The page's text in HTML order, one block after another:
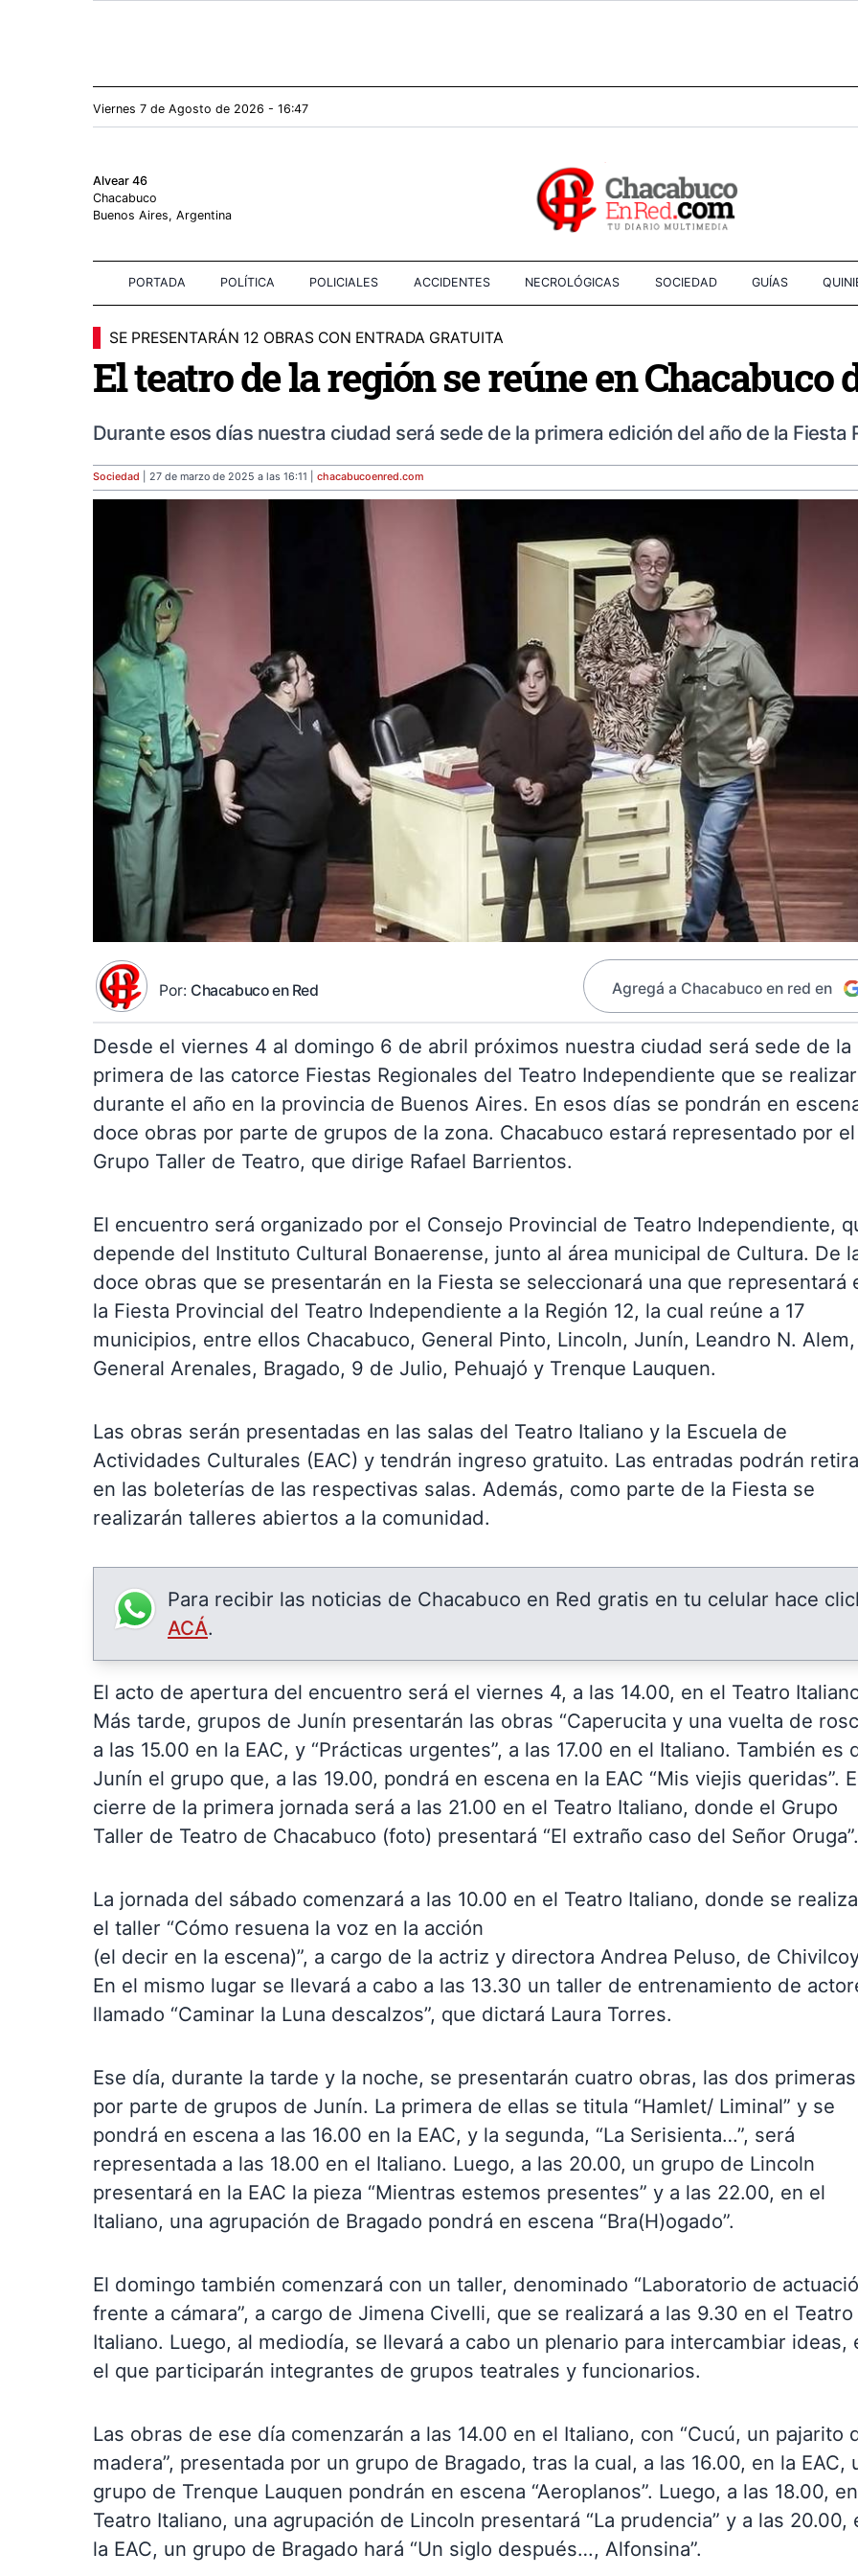
Viernes 7 de Agosto de 2026 - 16:47
Alvear 46
Chacabuco
Buenos Aires, Argentina
PORTADA POLÍTICA POLICIALES ACCIDENTES NECROLÓGICAS SOCIEDAD GUÍAS
SE PRESENTARÁN 12 OBRAS CON ENTRADA GRATUITA
El teatro de la región se reúne en Chacabuco
Durante esos días nuestra ciudad será sede de la primera edición del año de la Fiesta
Sociedad | 27 de marzo de 2025 a las 16:11 | chacabucoenred.com
Por: Chacabuco en Red Agregá a Chacabuco en red en
Desde el viernes 4 al domingo 6 de abril próximos nuestra ciudad será sede de la
primera de las catorce Fiestas Regionales del Teatro Independiente que se
durante el año en la provincia de Buenos Aires. En esos días se pondrán en
doce obras por parte de grupos de la zona. Chacabuco estará representado por el
Grupo Taller de Teatro, que dirige Rafael Barrientos.
El encuentro será organizado por el Consejo Provincial de Teatro Independiente,
depende del Instituto Cultural Bonaerense, junto al área municipal de Cultura. De
doce obras que se presentarán en la Fiesta se seleccionará una que representará
la Fiesta Provincial del Teatro Independiente a la Región 12, la cual reúne a 17
municipios, entre ellos Chacabuco, General Pinto, Lincoln, Junín, Leandro N. Alem,
General Arenales, Bragado, 9 de Julio, Pehuajó y Trenque Lauquen.
Las obras serán presentadas en las salas del Teatro Italiano y la Escuela de
Actividades Culturales (EAC) y tendrán ingreso gratuito. Las entradas podrán
en las boleterías de las respectivas salas. Además, como parte de la Fiesta se
realizarán talleres abiertos a la comunidad.
Para recibir las noticias de Chacabuco en Red gratis en tu celular hace
ACÁ.
El acto de apertura del encuentro será el viernes 4, a las 14.00, en el Teatro
Más tarde, grupos de Junín presentarán las obras “Caperucita y una vuelta de
a las 15.00 en la EAC, y “Prácticas urgentes”, a las 17.00 en el Italiano. También es
Junín el grupo que, a las 19.00, pondrá en escena en la EAC “Mis viejis queridas”.
cierre de la primera jornada será a las 21.00 en el Teatro Italiano, donde el Grupo
Taller de Teatro de Chacabuco (foto) presentará “El extraño caso del Señor Oruga”.
La jornada del sábado comenzará a las 10.00 en el Teatro Italiano, donde se
el taller “Cómo resuena la voz en la acción
(el decir en la escena)”, a cargo de la actriz y directora Andrea Peluso, de
En el mismo lugar se llevará a cabo a las 13.30 un taller de entrenamiento de
llamado “Caminar la Luna descalzos”, que dictará Laura Torres.
Ese día, durante la tarde y la noche, se presentarán cuatro obras, las dos primeras
por parte de grupos de Junín. La primera de ellas se titula “Hamlet/ Liminal” y se
pondrá en escena a las 16.00 en la EAC, y la segunda, “La Serisienta…”, será
representada a las 18.00 en el Italiano. Luego, a las 20.00, un grupo de Lincoln
presentará en la EAC la pieza “Mientras estemos presentes” y a las 22.00, en el
Italiano, una agrupación de Bragado pondrá en escena “Bra(H)ogado”.
El domingo también comenzará con un taller, denominado “Laboratorio de
frente a cámara”, a cargo de Jimena Civelli, que se realizará a las 9.30 en el Teatro
Italiano. Luego, al mediodía, se llevará a cabo un plenario para intercambiar ideas,
el que participarán integrantes de grupos teatrales y funcionarios.
Las obras de ese día comenzarán a las 14.00 en el Italiano, con “Cucú, un pajarito
madera”, presentada por un grupo de Bragado, tras la cual, a las 16.00, en la EAC,
grupo de Trenque Lauquen pondrán en escena “Aeroplanos”. Luego, a las 18.00,
Teatro Italiano, una agrupación de Lincoln presentará “La prudencia” y a las 20.00,
la EAC, un grupo de Bragado hará “Un siglo después…, Alfonsina”.